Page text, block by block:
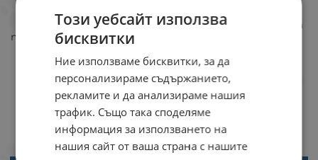
Rolf's Farm Rodent Mix
Luxe - пълноценна
премиум храна за гризачи
Брой
€ / 4.87ЛВ.
Natural Mix - пълноценна
Брой
2.79
Този уебсайт използва
бисквитки
Ние използваме бисквитки, за да
персонализираме съдържанието,
рекламите и да анализираме нашия
трафик. Също така споделяме
информация за използването на
нашия сайт от ваша страна с нашите